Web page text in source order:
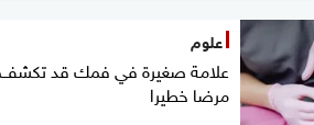
علوم
علامة صغيرة في فمك قد تكشف
مرضا خطيرا